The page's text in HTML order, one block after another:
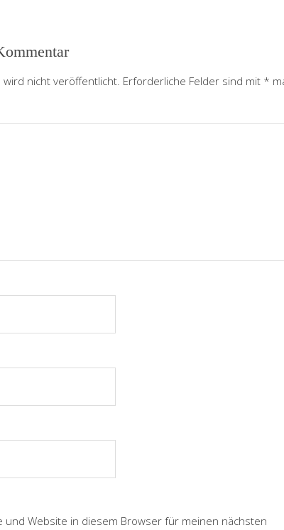
wird nicht veröffentlicht. Erforderliche Felder sind mit *
und Website in diesem Browser für meinen nächsten